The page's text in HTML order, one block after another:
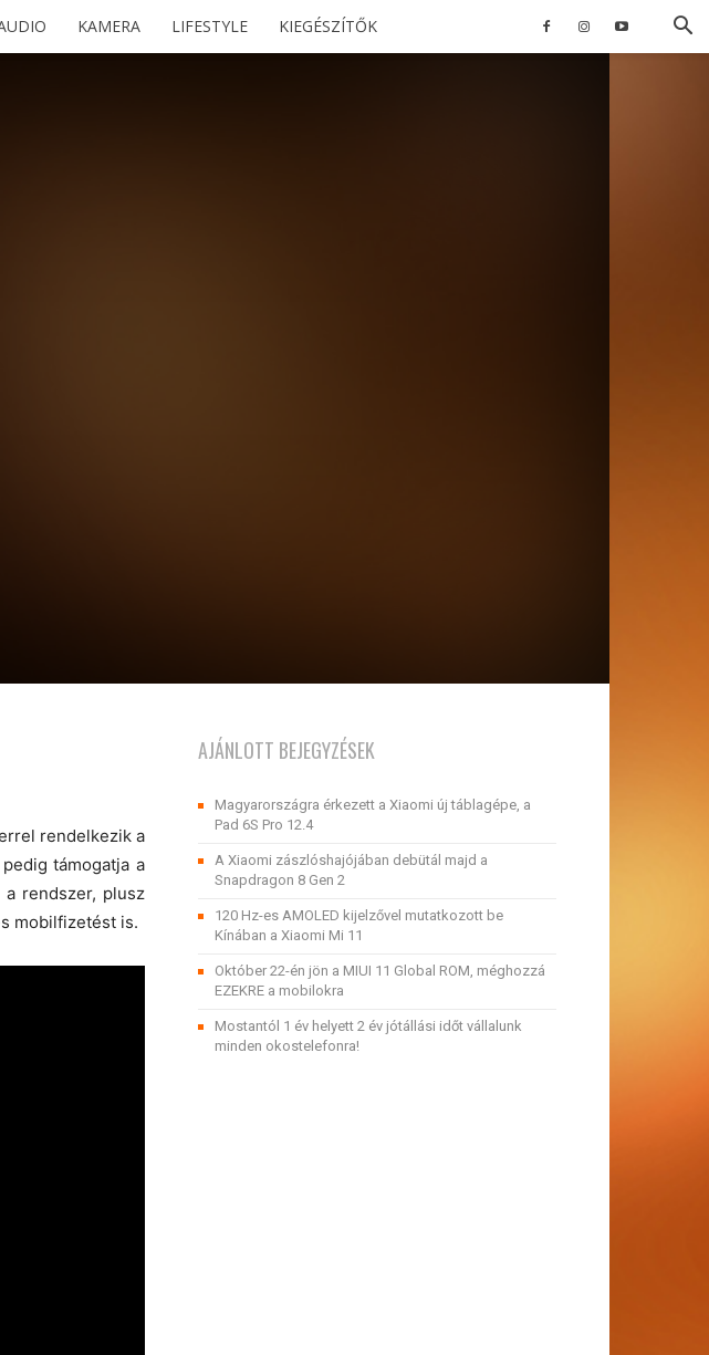
KAMERA LIFESTYLE KIEGÉSZÍTŐK
rendelkezik a
támogatja a
rendszer, plusz
mobilfizetést is.
AJÁNLOTT BEJEGYZÉSEK
Magyarországra érkezett a Xiaomi új táblagépe, a
Pad 6S Pro 12.4
A Xiaomi zászlóshajójában debütál majd a
Snapdragon 8 Gen 2
120 Hz-es AMOLED kijelzővel mutatkozott be
Kínában a Xiaomi Mi 11
Október 22-én jön a MIUI 11 Global ROM, méghozzá
EZEKRE a mobilokra
Mostantól 1 év helyett 2 év jótállási időt vállalunk
minden okostelefonra!